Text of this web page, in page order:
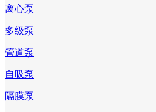
离心泵
多级泵
管道泵
自吸泵
隔膜泵